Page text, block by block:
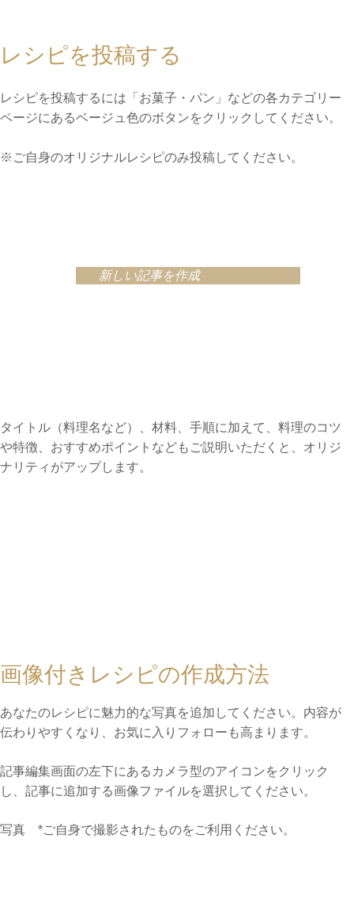
レシピを投稿する
新しい記事を作成
レシピを投稿するには「お菓子・パン」などの各カテゴリー
ページにあるベージュ色のボタンをクリックしてください。
※ご自身のオリジナルレシピのみ投稿してください。
画像付きレシピの作成方法
タイトル（料理名など）、材料、手順に加えて、料理のコツ
や特徴、おすすめポイントなどもご説明いただくと、オリジ
ナリティがアップします。
あなたのレシピに魅力的な写真を追加してください。内容が
伝わりやすくなり、お気に入りフォローも高まります。
記事編集画面の左下にあるカメラ型のアイコンをクリック
し、記事に追加する画像ファイルを選択してください。
写真 *ご自身で撮影されたものをご利用ください。